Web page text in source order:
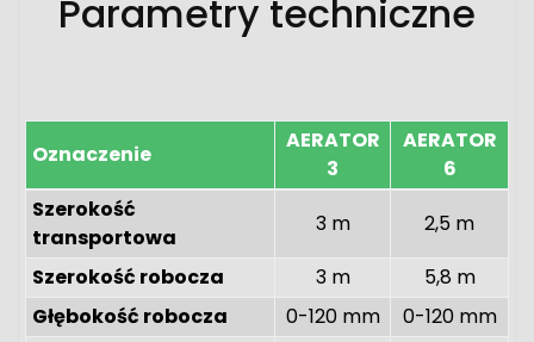
Parametry techniczne
Oznaczenie
AERATOR
3
AERATOR
6
Szerokość
transportowa
3 m
2,5 m
Szerokość robocza
3 m
5,8 m
Głębokość robocza
0-120 mm
0-120 mm